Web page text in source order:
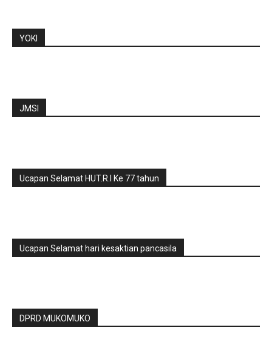
YOKI
JMSI
Ucapan Selamat HUT.R.I Ke 77 tahun
Ucapan Selamat hari kesaktian pancasila
DPRD MUKOMUKO